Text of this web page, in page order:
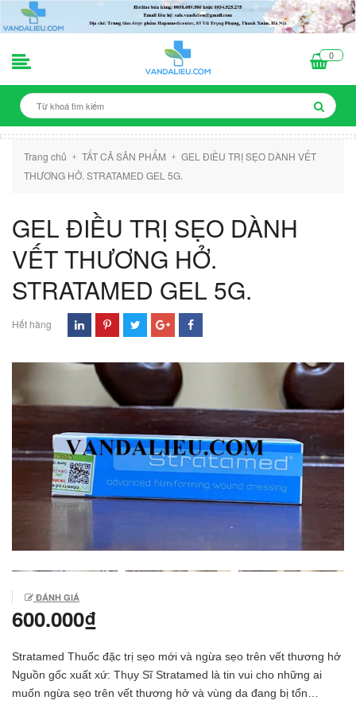
0
Trang chủ + TẤT CẢ SẢN PHẨM + GEL ĐIỀU TRỊ SẸO DÀNH VẾT
THƯƠNG HỞ. STRATAMED GEL 5G.
GEL ĐIỀU TRỊ SẸO DÀNH
VẾT THƯƠNG HỞ.
STRATAMED GEL 5G.
Hết hàng
ĐÁNH GIÁ
600.000₫
Stratamed Thuốc đặc trị sẹo mới và ngừa sẹo trên vết thương hở
Nguồn gốc xuất xứ: Thụy Sĩ Stratamed là tin vui cho những ai
muốn ngừa sẹo trên vết thương hở và vùng da đang bị tổn